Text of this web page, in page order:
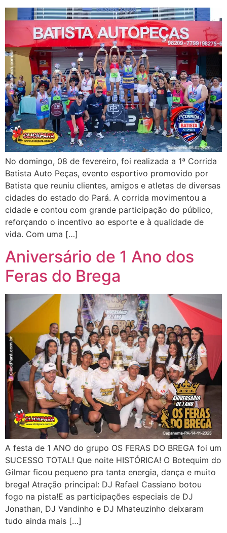
No domingo, 08 de fevereiro, foi realizada a 1ª Corrida
Batista Auto Peças, evento esportivo promovido por
Batista que reuniu clientes, amigos e atletas de diversas
cidades do estado do Pará. A corrida movimentou a
cidade e contou com grande participação do público,
reforçando o incentivo ao esporte e à qualidade de
vida. Com uma […]
Aniversário de 1 Ano dos
Feras do Brega
A festa de 1 ANO do grupo OS FERAS DO BREGA foi um
SUCESSO TOTAL! Que noite HISTÓRICA! O Botequim do
Gilmar ficou pequeno pra tanta energia, dança e muito
brega! Atração principal: DJ Rafael Cassiano botou
fogo na pista!E as participações especiais de DJ
Jonathan, DJ Vandinho e DJ Mhateuzinho deixaram
tudo ainda mais […]